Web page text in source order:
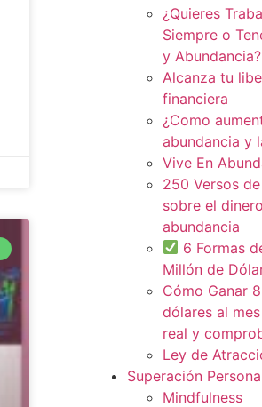
¿Quieres
Siempre o
y Abundancia?
Alcanza tu
financiera
¿Como
abundancia y
Vive En
250 Versos
sobre el
abundancia
6 Formas
Millón de
Cómo Ganar
dólares al
real y
Ley de
Superación
Mindfulness